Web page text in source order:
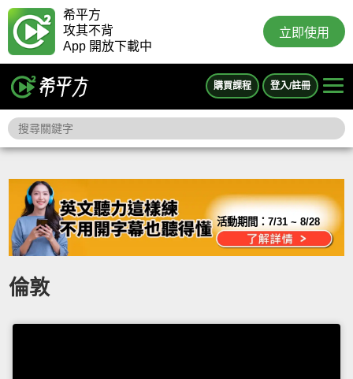
希平方
攻其不背
App 開放下載中
立即使用
購買課程 登入/註冊
活動期間：7/31 ~ 8/28
倫敦